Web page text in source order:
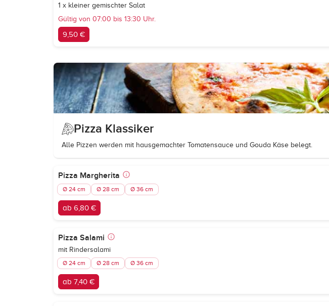
1 x kleiner gemischter Salat
Gültig von 07:00 bis 13:30 Uhr.
9,50 €
Pizza Klassiker
Alle Pizzen werden mit hausgemachter Tomatensauce und Gouda Käse belegt.
Pizza Margherita
Ø 24 cm Ø 28 cm Ø 36 cm
ab 6,80 €
Pizza Salami
mit Rindersalami
Ø 24 cm Ø 28 cm Ø 36 cm
ab 7,40 €